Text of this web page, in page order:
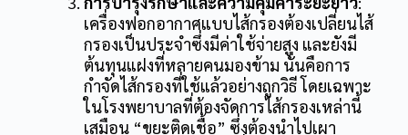
เครื่องฟอกอากาศแบบไส้กรองต้องเปลี่ยนไส้
กรองเป็นประจำซึ่งมีค่าใช้จ่ายสูง และยังมี
ต้นทุนแฝงที่หลายคนมองข้าม นั่นคือการ
กำจัดไส้กรองที่ใช้แล้วอย่างถูกวิธี โดยเฉพาะ
ในโรงพยาบาลที่ต้องจัดการไส้กรองเหล่านี้
เสมือน “ขยะติดเชื้อ” ซึ่งต้องนำไปเผา